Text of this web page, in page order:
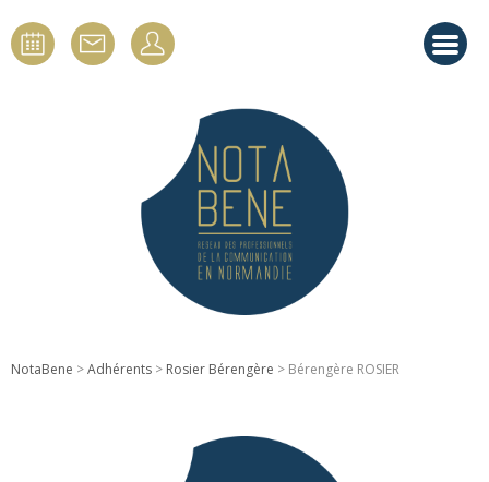
NotaBene >Adhérents > Rosier Bérengère > Bérengère ROSIER